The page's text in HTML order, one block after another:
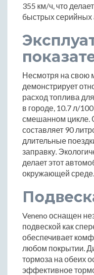
355 км/ч, что
быстрых серийных
Несмотря на свою
демонстрирует
расход топлива
в городе, 10.7 л/
смешанном цикле.
составляет 90
длительные
заправку.
делает этот
окружающей среде.
Veneno оснащен
подвеской как
обеспечивает
любом покрытии.
тормоза на обеих
эффективное